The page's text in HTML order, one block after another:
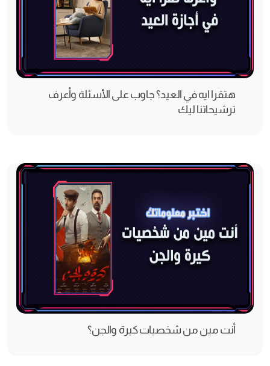
هتقرا ايه في العيد؟ جاوب على الأسئلة وأعرف
ترشيحاتنا ليك
أنت مين من شخصيات كيرة والجن؟